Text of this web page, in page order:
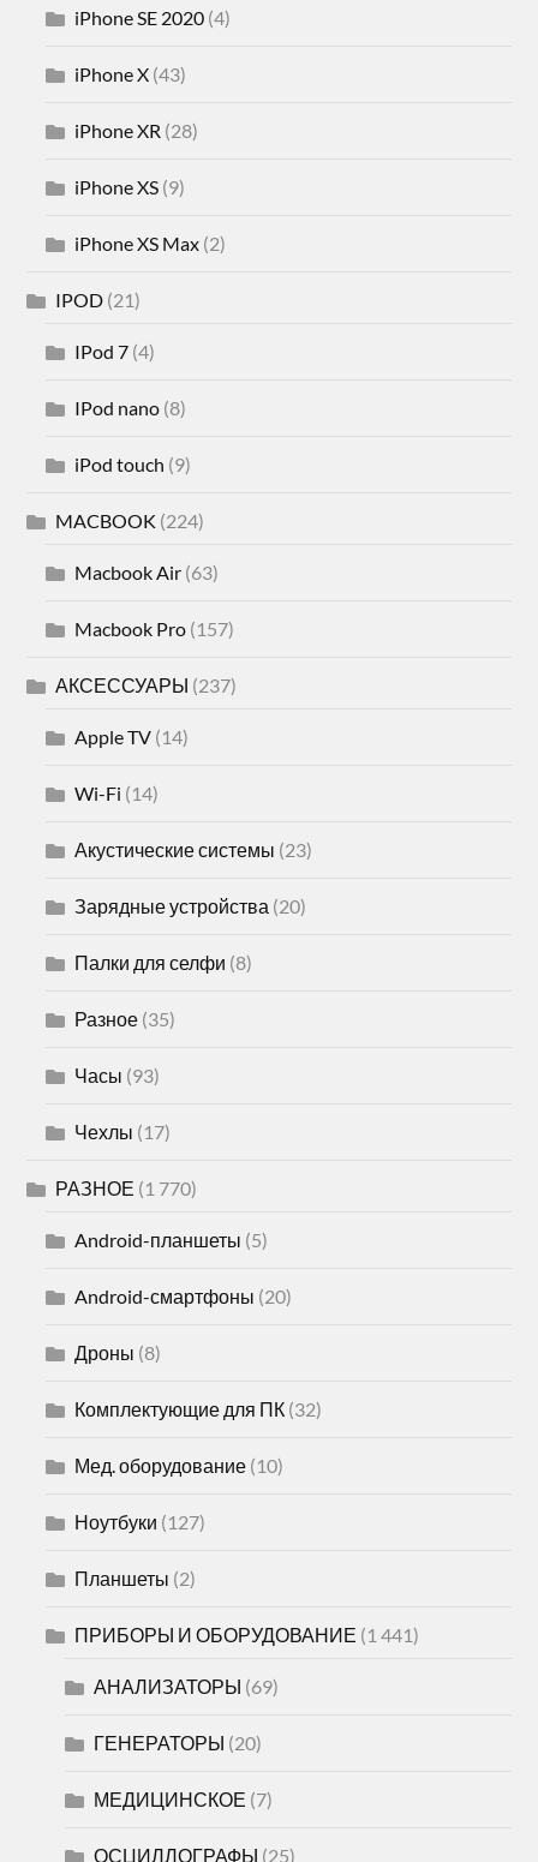
iPhone SE 2020 (4)
iPhone X (43)
iPhone XR (28)
iPhone XS (9)
iPhone XS Max (2)
IPOD (21)
IPod 7 (4)
IPod nano (8)
iPod touch (9)
MACBOOK (224)
Macbook Air (63)
Macbook Pro (157)
АКСЕССУАРЫ (237)
Apple TV (14)
Wi-Fi (14)
Акустические системы (23)
Зарядные устройства (20)
Палки для селфи (8)
Разное (35)
Часы (93)
Чехлы (17)
РАЗНОЕ (1 770)
Android-планшеты (5)
Android-смартфоны (20)
Дроны (8)
Комплектующие для ПК (32)
Мед. оборудование (10)
Ноутбуки (127)
Планшеты (2)
ПРИБОРЫ И ОБОРУДОВАНИЕ (1 441)
АНАЛИЗАТОРЫ (69)
ГЕНЕРАТОРЫ (20)
МЕДИЦИНСКОЕ (7)
ОСЦИЛЛОГРАФЫ (25)